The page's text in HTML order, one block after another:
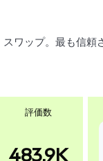
ワップ。最も信頼
評価数
483.9K